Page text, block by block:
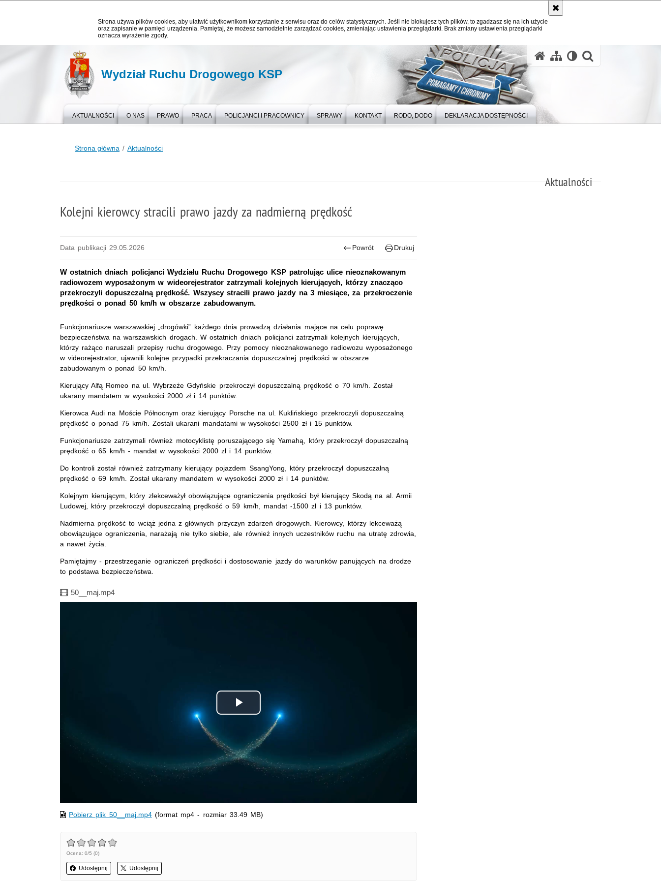
Strona używa plików cookies, aby ułatwić użytkownikom korzystanie z serwisu oraz do celów statystycznych. Jeśli nie blokujesz tych plików, to zgadzasz się na ich użycie
oraz zapisanie w pamięci urządzenia. Pamiętaj, że możesz samodzielnie zarządzać cookies, zmieniając ustawienia przeglądarki. Brak zmiany ustawienia przeglądarki
oznacza wyrażenie zgody.
Wydział Ruchu Drogowego KSP
AKTUALNOŚCI O NAS PRAWO PRACA POLICJANCI I PRACOWNICY SPRAWY KONTAKT RODO, DODO DEKLARACJA DOSTĘPNOŚCI
Strona główna Aktualności
Aktualności
Kolejni kierowcy stracili prawo jazdy za nadmierną prędkość
Data publikacji 29.05.2026 Powrót Drukuj
W ostatnich dniach policjanci Wydziału Ruchu Drogowego KSP patrolując ulice nieoznakowanym
radiowozem wyposażonym w wideorejestrator zatrzymali kolejnych kierujących, którzy znacząco
przekroczyli dopuszczalną prędkość. Wszyscy stracili prawo jazdy na 3 miesiące, za przekroczenie
prędkości o ponad 50 km/h w obszarze zabudowanym.
Funkcjonariusze warszawskiej „drogówki” każdego dnia prowadzą działania mające na celu poprawę
bezpieczeństwa na warszawskich drogach. W ostatnich dniach policjanci zatrzymali kolejnych kierujących,
którzy rażąco naruszali przepisy ruchu drogowego. Przy pomocy nieoznakowanego radiowozu wyposażonego
w videorejestrator, ujawnili kolejne przypadki przekraczania dopuszczalnej prędkości w obszarze
zabudowanym o ponad 50 km/h.
Kierujący Alfą Romeo na ul. Wybrzeże Gdyńskie przekroczył dopuszczalną prędkość o 70 km/h. Został
ukarany mandatem w wysokości 2000 zł i 14 punktów.
Kierowca Audi na Moście Północnym oraz kierujący Porsche na ul. Kuklińskiego przekroczyli dopuszczalną
prędkość o ponad 75 km/h. Zostali ukarani mandatami w wysokości 2500 zł i 15 punktów.
Funkcjonariusze zatrzymali również motocyklistę poruszającego się Yamahą, który przekroczył dopuszczalną
prędkość o 65 km/h - mandat w wysokości 2000 zł i 14 punktów.
Do kontroli został również zatrzymany kierujący pojazdem SsangYong, który przekroczył dopuszczalną
prędkość o 69 km/h. Został ukarany mandatem w wysokości 2000 zł i 14 punktów.
Kolejnym kierującym, który zlekceważył obowiązujące ograniczenia prędkości był kierujący Skodą na al. Armii
Ludowej, który przekroczył dopuszczalną prędkość o 59 km/h, mandat -1500 zł i 13 punktów.
Nadmierna prędkość to wciąż jedna z głównych przyczyn zdarzeń drogowych. Kierowcy, którzy lekceważą
obowiązujące ograniczenia, narażają nie tylko siebie, ale również innych uczestników ruchu na utratę zdrowia,
a nawet życia.
Pamiętajmy - przestrzeganie ograniczeń prędkości i dostosowanie jazdy do warunków panujących na drodze
to podstawa bezpieczeństwa.
Film
50__maj.mp4
Odtwórz
wideo
Pobierz plik 50__maj.mp4(format mp4 - rozmiar 33.49 MB)
Ocena: 0/5 (0)
Udostępnij Udostępnij